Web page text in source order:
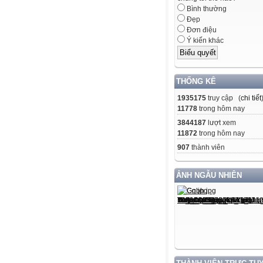
Bình thường
Đẹp
Đơn điệu
Ý kiến khác
THỐNG KÊ
1935175 truy cập (chi tiết)
11778 trong hôm nay
3844187 lượt xem
11872 trong hôm nay
907 thành viên
ẢNH NGẪU NHIÊN